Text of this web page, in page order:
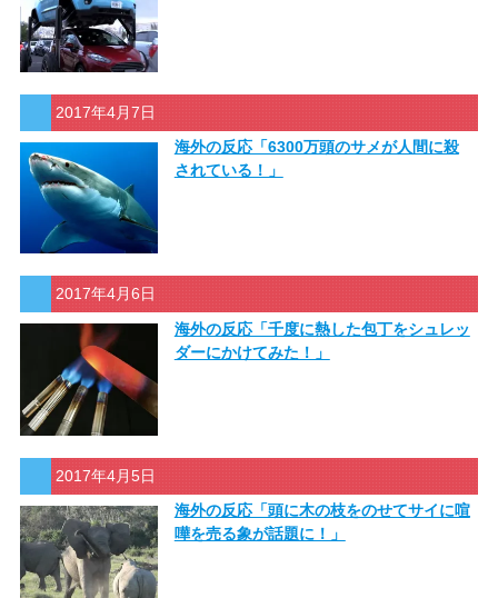
2017年4月7日
海外の反応「6300万頭のサメが人間に殺
されている！」
2017年4月6日
海外の反応「千度に熱した包丁をシュレッ
ダーにかけてみた！」
2017年4月5日
海外の反応「頭に木の枝をのせてサイに喧
嘩を売る象が話題に！」